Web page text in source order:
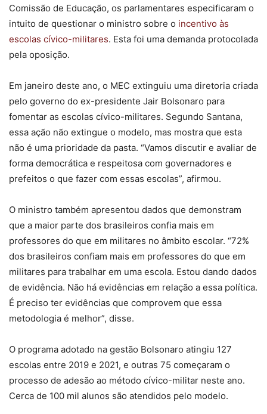
Comissão de Educação, os parlamentares especificaram o
intuito de questionar o ministro sobre o incentivo às
escolas cívico-militares. Esta foi uma demanda protocolada
pela oposição.
Em janeiro deste ano, o MEC extinguiu uma diretoria criada
pelo governo do ex-presidente Jair Bolsonaro para
fomentar as escolas cívico-militares. Segundo Santana,
essa ação não extingue o modelo, mas mostra que esta
não é uma prioridade da pasta. “Vamos discutir e avaliar de
forma democrática e respeitosa com governadores e
prefeitos o que fazer com essas escolas”, afirmou.
O ministro também apresentou dados que demonstram
que a maior parte dos brasileiros confia mais em
professores do que em militares no âmbito escolar. “72%
dos brasileiros confiam mais em professores do que em
militares para trabalhar em uma escola. Estou dando dados
de evidência. Não há evidências em relação a essa política.
É preciso ter evidências que comprovem que essa
metodologia é melhor”, disse.
O programa adotado na gestão Bolsonaro atingiu 127
escolas entre 2019 e 2021, e outras 75 começaram o
processo de adesão ao método cívico-militar neste ano.
Cerca de 100 mil alunos são atendidos pelo modelo.